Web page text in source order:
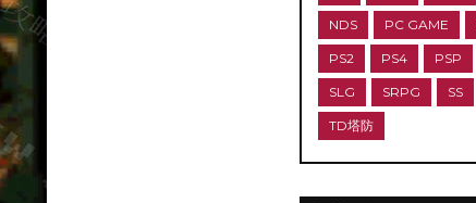
NDS PC GAME
PS2 PS4 PSP
SLG SRPG SS
TD塔防